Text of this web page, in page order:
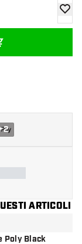
2
ARTICOLI
dei desideri
Poly Black